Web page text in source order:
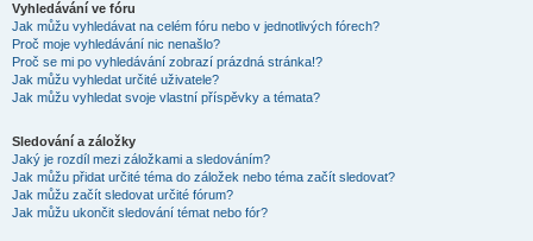
Vyhledávání ve fóru
Jak můžu vyhledávat na celém fóru nebo v jednotlivých fórech?
Proč moje vyhledávání nic nenašlo?
Proč se mi po vyhledávání zobrazí prázdná stránka!?
Jak můžu vyhledat určité uživatele?
Jak můžu vyhledat svoje vlastní příspěvky a témata?
Sledování a záložky
Jaký je rozdíl mezi záložkami a sledováním?
Jak můžu přidat určité téma do záložek nebo téma začít sledovat?
Jak můžu začít sledovat určité fórum?
Jak můžu ukončit sledování témat nebo fór?